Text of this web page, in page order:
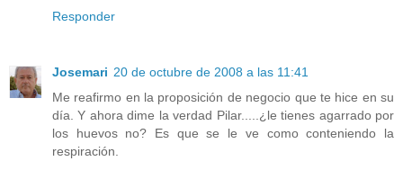
Responder
Josemari 20 de octubre de 2008 a las 11:41
Me reafirmo en la proposición de negocio que te hice en su
día. Y ahora dime la verdad Pilar.....¿le tienes agarrado por
los huevos no? Es que se le ve como conteniendo la
respiración.